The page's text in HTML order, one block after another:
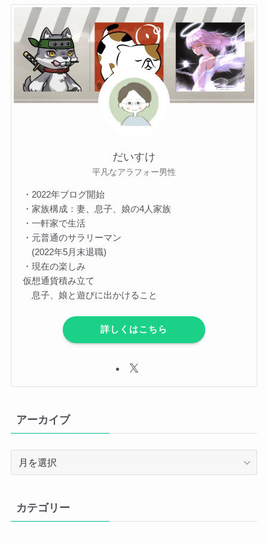
だいすけ
平凡なアラフォー男性
・2022年ブログ開始
・家族構成：妻、息子、娘の4人家族
・一軒家で生活
・元普通のサラリーマン
(2022年5月末退職)
・現在の楽しみ
仮想通貨積み立て
息子、娘と遊びに出かけること
詳しくはこちら
アーカイブ
ブ
カテゴリー